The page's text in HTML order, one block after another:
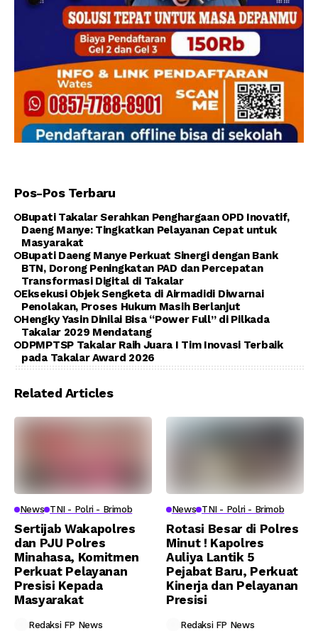
Pos-Pos Terbaru
Bupati Takalar Serahkan Penghargaan OPD Inovatif,
Daeng Manye: Tingkatkan Pelayanan Cepat untuk
Masyarakat
Bupati Daeng Manye Perkuat Sinergi dengan Bank
BTN, Dorong Peningkatan PAD dan Percepatan
Transformasi Digital di Takalar
Eksekusi Objek Sengketa di Airmadidi Diwarnai
Penolakan, Proses Hukum Masih Berlanjut
Hengky Yasin Dinilai Bisa “Power Full” di Pilkada
Takalar 2029 Mendatang
DPMPTSP Takalar Raih Juara I Tim Inovasi Terbaik
pada Takalar Award 2026
Related Articles
News TNI - Polri - Brimob
Sertijab Wakapolres
dan PJU Polres
Minahasa, Komitmen
Perkuat Pelayanan
Presisi Kepada
Masyarakat
Redaksi FP News
News TNI - Polri - Brimob
Rotasi Besar di Polres
Minut ! Kapolres
Auliya Lantik 5
Pejabat Baru, Perkuat
Kinerja dan Pelayanan
Presisi
Redaksi FP News